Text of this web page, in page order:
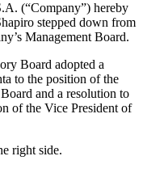
(“Company”) hereby
stepped down from
Management Board.
Board adopted a
to the position of the
and a resolution to
of the Vice President of
right side.